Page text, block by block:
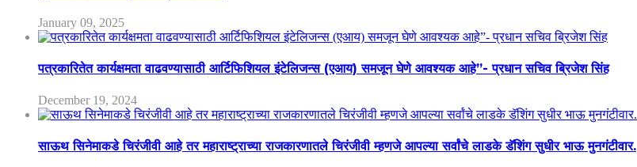
January 09, 2025
पत्रकारितेत कार्यक्षमता वाढवण्यासाठी आर्टिफिशियल इंटेलिजन्स (एआय) समजून घेणे आवश्यक आहे”- प्रधान सचिव ब्रिजेश सिंह
December 19, 2024
साऊथ सिनेमाकडे चिरंजीवी आहे तर महाराष्ट्राच्या राजकारणातले चिरंजीवी म्हणजे आपल्या सर्वांचे लाडके डॅशिंग सुधीर भाऊ मुनगंटीवार.